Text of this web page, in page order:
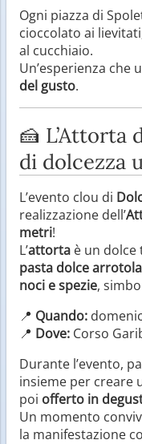
Ogni piazza di
cioccolato ai
al cucchiaio.
Un’esperienza che
del gusto.
🍰 L’Attorta
di dolcezza
L’evento clou di
realizzazione dell’
metri!
L’attorta è un
pasta dolce
noci e spezie,
📍 Quando:
📍 Dove: Corso
Durante l’evento,
insieme per creare
poi offerto in
Un momento
la manifestazione